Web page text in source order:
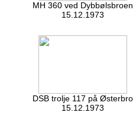
MH 360 ved Dybbølsbroen
15.12.1973
DSB trolje 117 på Østerbro
15.12.1973